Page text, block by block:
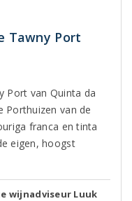
Tawny Port
Port van Quinta da
Porthuizen van de
franca en tinta
eigen, hoogst
wijnadviseur Luuk